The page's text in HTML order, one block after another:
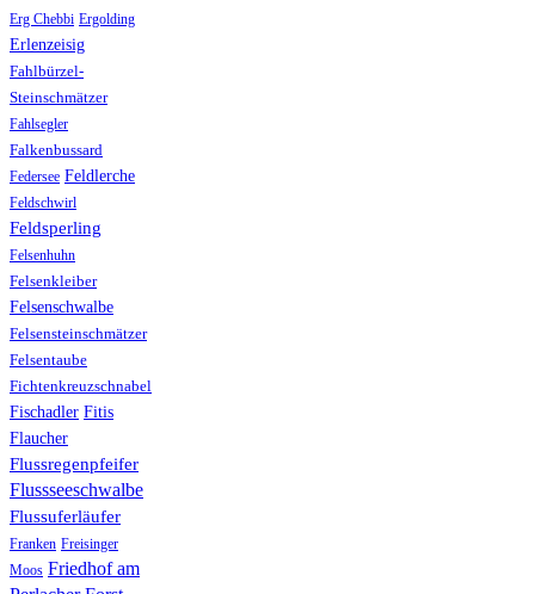
Erg Chebbi Ergolding
Erlenzeisig
Fahlbürzel-
Steinschmätzer
Fahlsegler
Falkenbussard
Federsee Feldlerche
Feldschwirl
Feldsperling
Felsenhuhn
Felsenkleiber
Felsenschwalbe
Felsensteinschmätzer
Felsentaube
Fichtenkreuzschnabel
Fischadler Fitis
Flaucher
Flussregenpfeifer
Flussseeschwalbe
Flussuferläufer
Franken Freisinger
Moos Friedhof am